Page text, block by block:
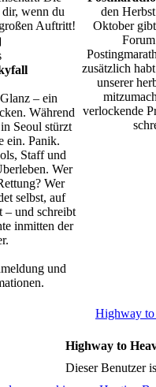
wenn du
Auftritt!
– ein
Während
Seoul stürzt
ein. Panik.
Staff und
Wer
Wer
selbst, auf
– und schreibt
inmitten der
und
den
Oktober
zusätzlich
unserer
verlockende
Highway to
Highway to
Dieser Benutzer